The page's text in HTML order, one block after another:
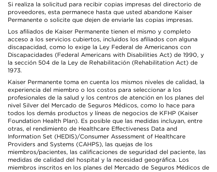
Si realiza la solicitud para recibir copias impresas del directorio de
proveedores, esta permanece hasta que usted abandone Kaiser
Permanente o solicite que dejen de enviarle las copias impresas.
Los afiliados de Kaiser Permanente tienen el mismo y completo
acceso a los servicios cubiertos, incluidos los afiliados con alguna
discapacidad, como lo exige la Ley Federal de Americanos con
Discapacidades (Federal Americans with Disabilities Act) de 1990, y
la sección 504 de la Ley de Rehabilitación (Rehabilitation Act) de
1973.
Kaiser Permanente toma en cuenta los mismos niveles de calidad, la
experiencia del miembro o los costos para seleccionar a los
profesionales de la salud y los centros de atención en los planes del
nivel Silver del Mercado de Seguros Médicos, como lo hace para
todos los demás productos y líneas de negocios de KFHP (Kaiser
Foundation Health Plan). Es posible que las medidas incluyan, entre
otras, el rendimiento de Healthcare Effectiveness Data and
Information Set (HEDIS)/Consumer Assessment of Healthcare
Providers and Systems (CAHPS), las quejas de los
miembros/pacientes, las calificaciones de seguridad del paciente, las
medidas de calidad del hospital y la necesidad geográfica. Los
miembros inscritos en los planes del Mercado de Seguros Médicos de